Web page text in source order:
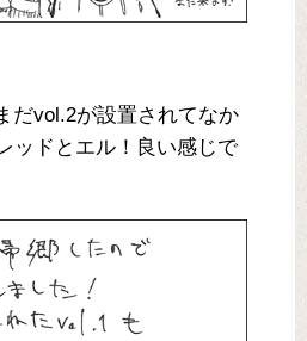
だvol.2が設置されてなか
ッドとエル！良い感じで